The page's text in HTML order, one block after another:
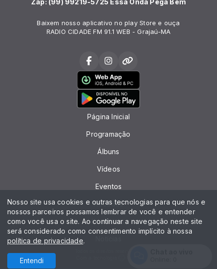
Baixem nosso aplicativo no play Store e ouça
RADIO CIDADE FM 91.1 WEB - Grajaú-MA
Página Inicial
Programação
Álbuns
Vídeos
Eventos
Recados
Locutores
Nosso site usa cookies e outras tecnologias para que nós e
nossos parceiros possamos lembrar de você e entender
como você usa o site. Ao continuar a navegação neste site
será considerado como consentimento implícito à nossa
política de privacidade.
Entendi